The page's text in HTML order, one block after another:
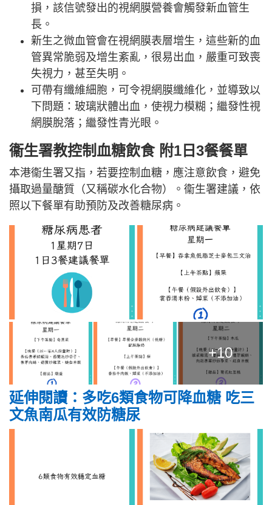
損，該信號發出的視網膜營養會觸發新血管生
長。
新生之微血管會在視網膜表層增生，這些新的血
管異常脆弱及增生紊亂，很易出血，嚴重可致喪
失視力，甚至失明。
可帶有纖維細胞，可令視網膜纖維化，並導致以
下問題：玻璃狀體出血，使視力模糊；繼發性視
網膜脫落；繼發性青光眼。
衞生署教控制血糖飲食 附1日3餐餐單
本港衞生署又指，若要控制血糖，應注意飲食，避免
攝取過量醣質（又稱碳水化合物）。衞生署建議，依
照以下餐單有助預防及改善糖尿病。
+10
延伸閱讀：多吃6類食物可降血糖 吃三
文魚南瓜有效防糖尿